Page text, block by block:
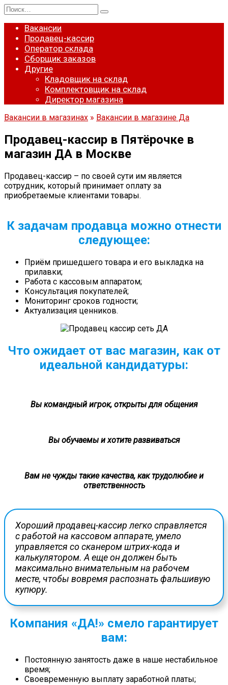
Перейти
к
содержанию
Search
for:
Вакансии
Продавец-кассир
Оператор склада
Сборщик заказов
Другие
Кладовщик на склад
Комплектовщик на склад
Директор магазина
Вакансии в магазинах » Вакансии в магазине Да
Продавец-кассир в Пятёрочке в
магазин ДА в Москве
Продавец-кассир – по своей сути им является
сотрудник, который принимает оплату за
приобретаемые клиентами товары.
К задачам продавца можно отнести
следующее:
Приём пришедшего товара и его выкладка на
прилавки;
Работа с кассовым аппаратом;
Консультация покупателей;
Мониторинг сроков годности;
Актуализация ценников.
Что ожидает от вас магазин, как от
идеальной кандидатуры:
Вы командный игрок, открыты для общения
Вы обучаемы и хотите развиваться
Вам не чужды такие качества, как трудолюбие и
ответственность
Хороший продавец-кассир легко справляется
с работой на кассовом аппарате, умело
управляется со сканером штрих-кода и
калькулятором. А еще он должен быть
максимально внимательным на рабочем
месте, чтобы вовремя распознать фальшивую
купюру.
Компания «ДА!» смело гарантирует
вам:
Постоянную занятость даже в наше нестабильное
время;
Своевременную выплату заработной платы;